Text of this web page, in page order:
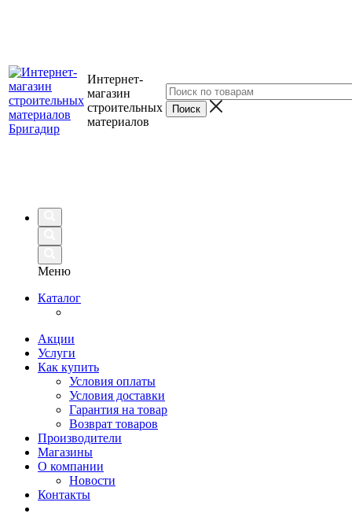
Интернет-
магазин
строительных
материалов
Меню
Каталог
Акции
Услуги
Как купить
Условия оплаты
Условия доставки
Гарантия на товар
Возврат товаров
Производители
Магазины
О компании
Новости
Контакты